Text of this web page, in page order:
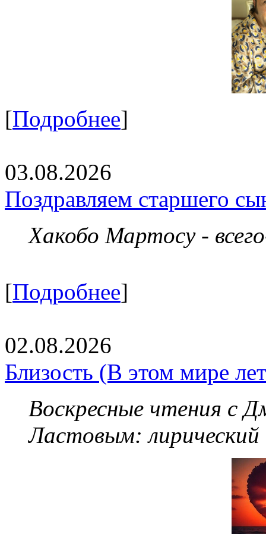
[Подробнее]
03.08.2026
Поздравляем старшего
Хакобо Мартосу -
[Подробнее]
02.08.2026
Близость (В этом мире
Воскресные чтения с
Ластовым: